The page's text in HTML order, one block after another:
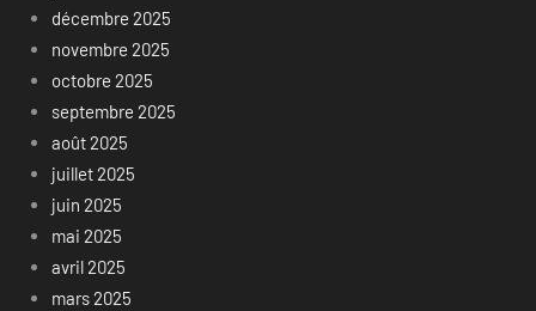
décembre 2025
novembre 2025
octobre 2025
septembre 2025
août 2025
juillet 2025
juin 2025
mai 2025
avril 2025
mars 2025